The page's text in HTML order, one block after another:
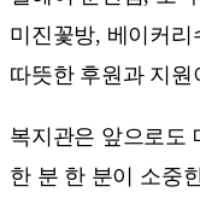
미진꽃방, 베이커리
따뜻한 후원과 지
복지관은 앞으로도
한 분 한 분이 소중